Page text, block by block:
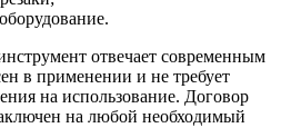
отвечает современным
в применении и не требует
на использование. Договор
на любой необходимый